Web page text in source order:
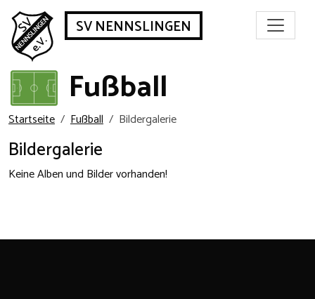
SV NENNSLINGEN
Fußball
Startseite Fußball Bildergalerie
Bildergalerie
Keine Alben und Bilder vorhanden!